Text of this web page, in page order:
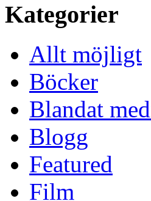
Kategorier
Allt möjligt
Böcker
Blandat
Blogg
Featured
Film